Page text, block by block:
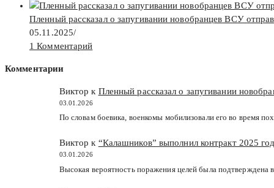
Пленный рассказал о запугивании новобранцев ВСУ
05.11.2025/
1 Комментарий
Комментарии
Виктор к Пленный рассказал о запугивании
03.01.2026
По словам боевика, военкомы мобилизовали его во время
Виктор к “Калашников” выполнил контракт 2025
03.01.2026
Высокая вероятность поражения целей была